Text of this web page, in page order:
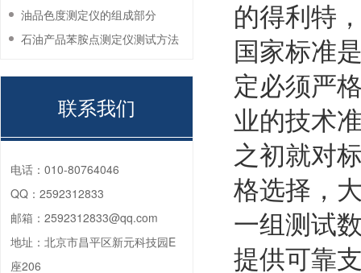
的得利特
国家标准
定必须严
业的技术
之初就对
格选择，
一组测试
提供可靠
油品色度测定仪的组成部分
石油产品苯胺点测定仪测试方法
联系我们
电话： 010-80764046
QQ： 2592312833
邮箱： 2592312833@qq.com
地址： 北京市昌平区新元科技园E
座206